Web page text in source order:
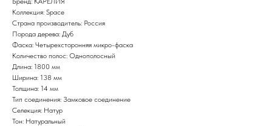
Коллекция: Space
Страна производитель: Россия
Порода дерева: Дуб
Фаска: Четырехсторонняя микро-фаска
Количество полос: Однополосный
Длина: 1800 мм
Ширина: 138 мм
Толщина: 14 мм
Тип соединения: Замковое соединение
Селекция: Натур
Тон: Натуральный